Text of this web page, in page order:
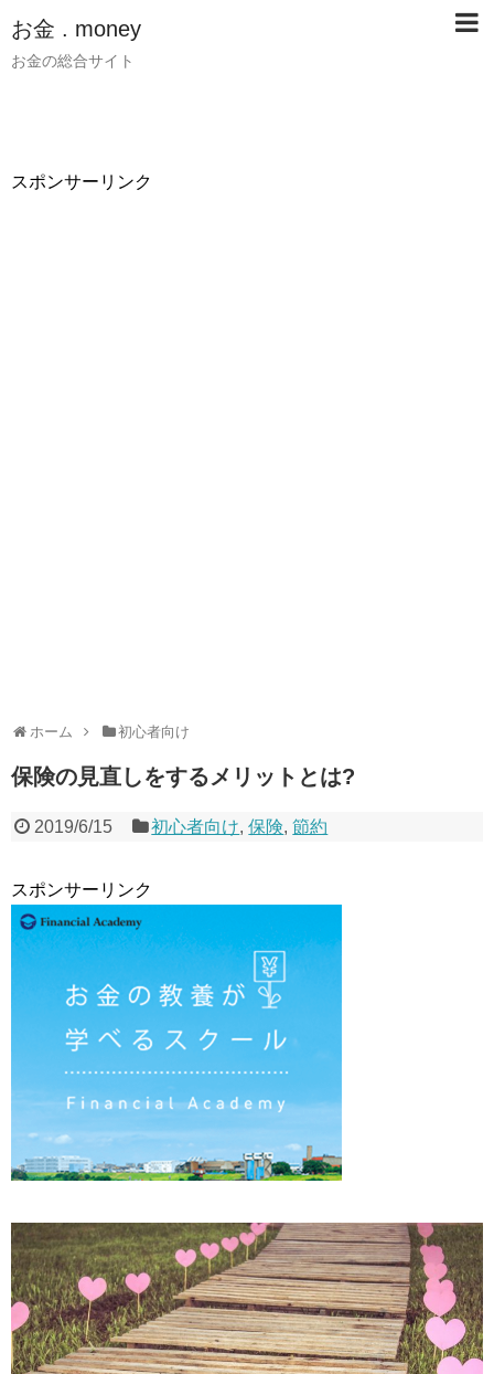
お金 . money
お金の総合サイト
スポンサーリンク
ホーム 初心者向け
保険の見直しをするメリットとは?
2019/6/15 初心者向け,保険,節約
スポンサーリンク